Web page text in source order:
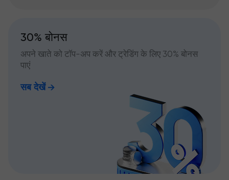
30% बोनस
अपने खाते को टॉप-अप करें और ट्रेडिंग के लिए 30% बोनस
पाएं
सब देखें